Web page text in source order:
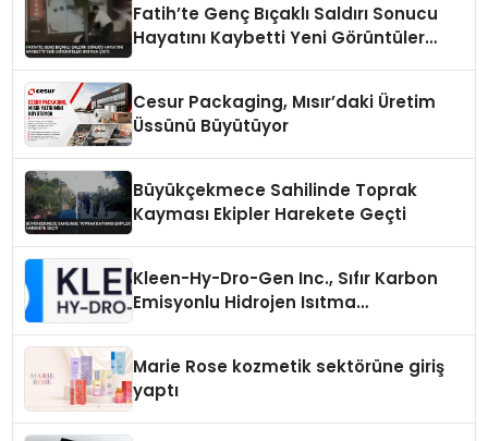
Fatih’te Genç Bıçaklı Saldırı Sonucu
Hayatını Kaybetti Yeni Görüntüler
Cesur Packaging, Mısır’daki Üretim
Üssünü Büyütüyor
Büyükçekmece Sahilinde Toprak
Kayması Ekipler Harekete Geçti
Kleen-Hy-Dro-Gen Inc., Sıfır Karbon
Emisyonlu Hidrojen Isıtma
Marie Rose kozmetik sektörüne giriş
yaptı